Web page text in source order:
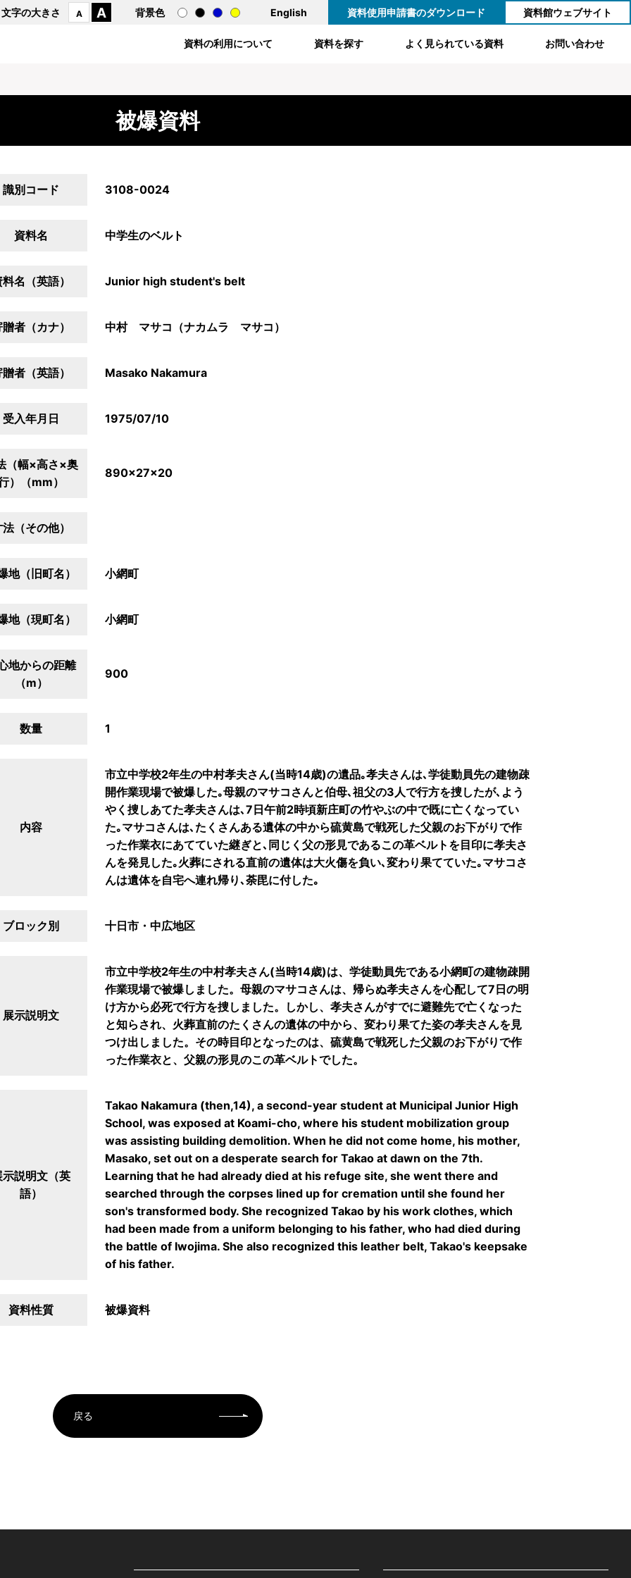
文字の大きさ A A 背景色 English 資料使用申請書のダウンロード 資料館ウェブサイト
資料の利用について 資料を探す よく見られている資料 お問い合わせ
被爆資料
識別コード 3108-0024
資料名 中学生のベルト
名（英語） Junior high student's belt
者（カナ） 中村 マサコ（ナカムラ マサコ）
者（英語） Masako Nakamura
受入年月日 1975/07/10
（幅×高さ×奥
）（mm）
890×27×20
（その他）
地（旧町名） 小網町
地（現町名） 小網町
地からの距離
（m）
900
数量 1
内容
市立中学校2年生の中村孝夫さん(当時14歳)の遺品｡孝夫さんは､学徒動員先の建物疎
開作業現場で被爆した｡母親のマサコさんと伯母､祖父の3人で行方を捜したが､よう
やく捜しあてた孝夫さんは､7日午前2時頃新庄町の竹やぶの中で既に亡くなってい
た｡マサコさんは､たくさんある遺体の中から硫黄島で戦死した父親のお下がりで作
った作業衣にあてていた継ぎと､同じく父の形見であるこの革ベルトを目印に孝夫さ
んを発見した｡火葬にされる直前の遺体は大火傷を負い､変わり果てていた｡マサコさ
んは遺体を自宅へ連れ帰り､荼毘に付した｡
ブロック別 十日市・中広地区
展示説明文
市立中学校2年生の中村孝夫さん(当時14歳)は、学徒動員先である小網町の建物疎開
作業現場で被爆しました。母親のマサコさんは、帰らぬ孝夫さんを心配して7日の明
け方から必死で行方を捜しました。しかし、孝夫さんがすでに避難先で亡くなった
と知らされ、火葬直前のたくさんの遺体の中から、変わり果てた姿の孝夫さんを見
つけ出しました。その時目印となったのは、硫黄島で戦死した父親のお下がりで作
った作業衣と、父親の形見のこの革ベルトでした。
示説明文（英
語）
Takao Nakamura (then,14), a second-year student at Municipal Junior High
School, was exposed at Koami-cho, where his student mobilization group
was assisting building demolition. When he did not come home, his mother,
Masako, set out on a desperate search for Takao at dawn on the 7th.
Learning that he had already died at his refuge site, she went there and
searched through the corpses lined up for cremation until she found her
son's transformed body. She recognized Takao by his work clothes, which
had been made from a uniform belonging to his father, who had died during
the battle of Iwojima. She also recognized this leather belt, Takao's keepsake
of his father.
資料性質 被爆資料
戻る